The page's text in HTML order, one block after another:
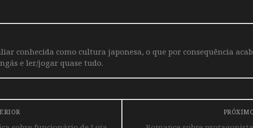
conhecida como cultura japonesa, o que por consequência
e ler/jogar quase tudo.